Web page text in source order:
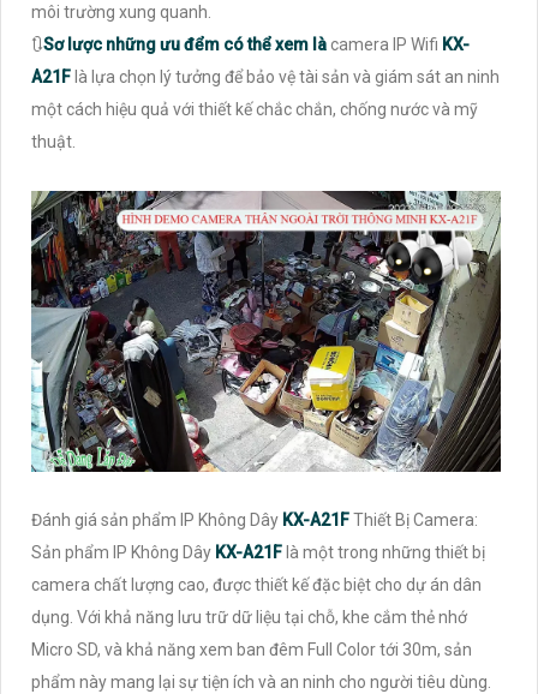
môi trường xung quanh.
🔃Sơ lược những ưu đểm có thể xem làcamera IP Wifi KX-
A21Flà lựa chọn lý tưởng để bảo vệ tài sản và giám sát an ninh
một cách hiệu quả với thiết kế chắc chắn, chống nước và mỹ
thuật.
Đánh giá sản phẩm IP Không Dây KX-A21FThiết Bị Camera:
Sản phẩm IP Không Dây KX-A21F là một trong những thiết bị
camera chất lượng cao, được thiết kế đặc biệt cho dự án dân
dụng. Với khả năng lưu trữ dữ liệu tại chỗ, khe cắm thẻ nhớ
Micro SD, và khả năng xem ban đêm Full Color tới 30m, sản
phẩm này mang lại sự tiện ích và an ninh cho người tiêu dùng.